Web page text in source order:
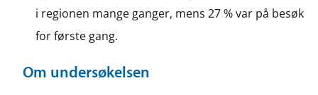
i regionen mange ganger, mens 27 % var på besøk
for første gang.
Om undersøkelsen